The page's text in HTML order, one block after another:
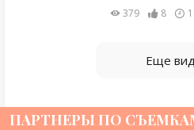
379 8
Еще
ПАРТНЕРЫ ПО